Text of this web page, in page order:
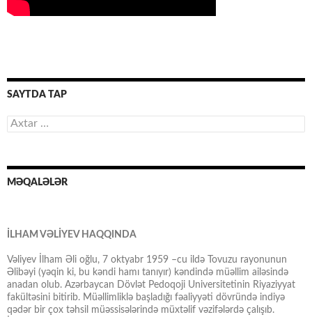
SAYTDA TAP
Axtarış:
MƏQALƏLƏR
İLHAM VƏLİYEV HAQQINDA
Vəliyev İlham Əli oğlu, 7 oktyabr 1959 –cu ildə Tovuzu rayonunun
Əlibəyi (yəqin ki, bu kəndi hamı tanıyır) kəndində müəllim ailəsində
anadan olub. Azərbaycan Dövlət Pedoqoji Universitetinin Riyaziyyat
fakültəsini bitirib. Müəllimliklə başladığı fəaliyyəti dövründə indiyə
qədər bir çox təhsil müəssisələrində müxtəlif vəzifələrdə çalışıb.